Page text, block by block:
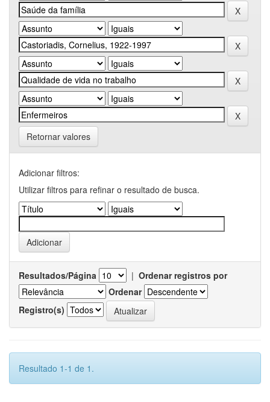
Retornar valores
Adicionar filtros:
Utilizar filtros para refinar o resultado de busca.
Resultados/Página | Ordenar registros por
Ordenar
Registro(s)
Resultado 1-1 de 1.